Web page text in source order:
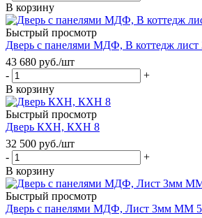
В корзину
Быстрый просмотр
Дверь с панелями МДФ, В коттедж
43 680 руб./шт
-
+
В корзину
Быстрый просмотр
Дверь КХН, КХН 8
32 500 руб./шт
-
+
В корзину
Быстрый просмотр
Дверь с панелями МДФ, Лист 3мм ММ